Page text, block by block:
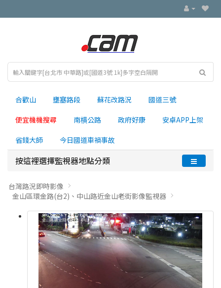
合歡山 壅塞路段 蘇花改路況 國道三號
便宜機機搜尋 南横公路 政府好康 安卓APP上架
省錢大師 今日國道車禍事故
按這裡選擇監視器地點分類
台灣路況即時影像
金山區環金路(台2)、中山路近金山老街影像監視器